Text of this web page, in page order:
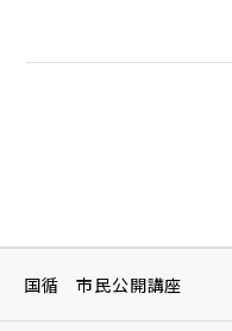
国循 市民公開講座